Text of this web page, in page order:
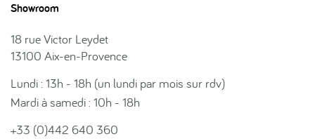
Showroom
18 rue Victor Leydet
13100 Aix-en-Provence
Lundi : 13h - 18h (un lundi par mois sur rdv)
Mardi à samedi : 10h - 18h
+33 (0)442 640 360